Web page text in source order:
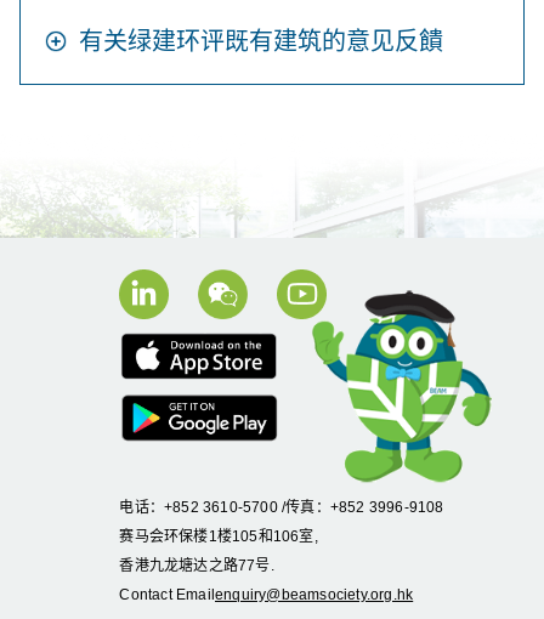
有关绿建环评既有建筑的意见反饋
电话：+852 3610-5700 /传真：+852 3996-9108
赛马会环保楼1楼105和106室,
香港九龙塘达之路77号.
Contact Emailenquiry@beamsociety.org.hk